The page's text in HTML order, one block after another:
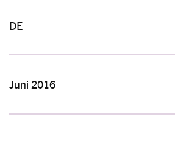
DE
Juni 2016